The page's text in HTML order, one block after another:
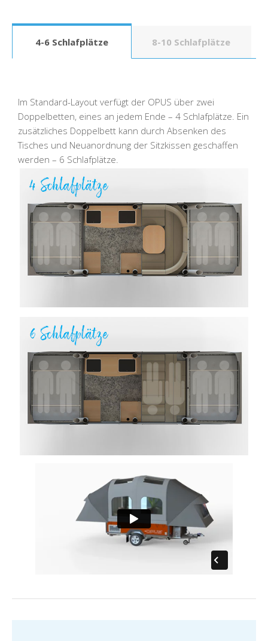
4-6 Schlafplätze 8-10 Schlafplätze
Im Standard-Layout verfügt der OPUS über zwei
Doppelbetten, eines an jedem Ende – 4 Schlafplätze. Ein
zusätzliches Doppelbett kann durch Absenken des
Tisches und Neuanordnung der Sitzkissen geschaffen
werden – 6 Schlafplätze.